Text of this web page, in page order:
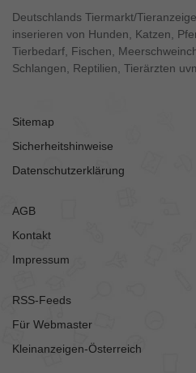
Deutschlands Tiermarkt/
inserieren von Hunden, Katzen,
Tierbedarf, Fischen,
Schlangen, Reptilien, Tierärzten
Sitemap
Sicherheitshinweise
Datenschutzerklärung
AGB
Kontakt
Impressum
RSS-Feeds
Für Webmaster
Kleinanzeigen-Österreich